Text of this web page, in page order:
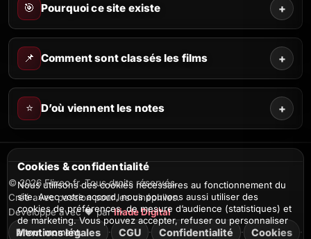
🎯 Pourquoi ce site existe +
📌 Comment sont classés les films +
⭐ D’où viennent les notes +
© 2026 Flixeo.fr. Tous droits réservés.
Créé avec passion pour les cinéphiles.
Développé avec ❤️ parIliade Digital
Mentions légales · CGU · Confidentialité · Cookies ·
Cookies & confidentialité
Nous utilisons des cookies nécessaires au fonctionnement du
site. Avec votre accord, nous pouvons aussi utiliser des
cookies de préférences, de mesure d’audience (statistiques) et
de marketing. Vous pouvez accepter, refuser ou personnaliser
à tout moment.